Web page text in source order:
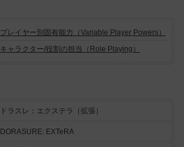
プレイヤー別固有能力（Variable Player Powers）
キャラクター/役割の担当（Role Playing）
ドラスレ：エクステラ（拡張）
DORASURE: EXTeRA